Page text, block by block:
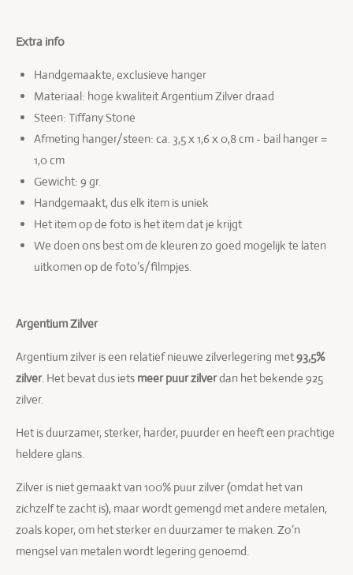
Extra info
Handgemaakte, exclusieve hanger
Materiaal: hoge kwaliteit Argentium Zilver draad
Steen: Tiffany Stone
Afmeting hanger/steen: ca. 3,5 x 1,6 x 0,8 cm - bail hanger =
1,0 cm
Gewicht: 9 gr.
Handgemaakt, dus elk item is uniek
Het item op de foto is het item dat je krijgt
We doen ons best om de kleuren zo goed mogelijk te laten
uitkomen op de foto’s/filmpjes.
Argentium Zilver
Argentium zilver is een relatief nieuwe zilverlegering met93,5%
zilver. Het bevat dus iets meer puur zilverdan het bekende 925
zilver.
Het is duurzamer, sterker, harder, puurder en heeft een prachtige
heldere glans.
Zilver is niet gemaakt van 100% puur zilver (omdat het van
zichzelf te zacht is), maar wordt gemengd met andere metalen,
zoals koper, om het sterker en duurzamer te maken. Zo’n
mengsel van metalen wordt legering genoemd.